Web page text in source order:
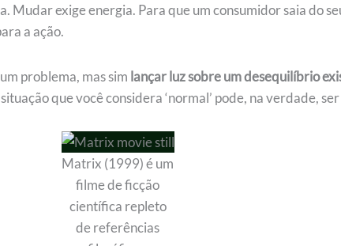
Mudar exige energia. Para que um consumidor saia do
a ação.
problema, mas sim lançar luz sobre um desequilíbrio
que você considera ‘normal’ pode, na verdade,
Matrix (1999) é um
filme de ficção
científica repleto
de referências